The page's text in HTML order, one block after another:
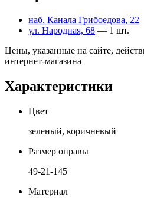
наб. Канала Грибоедова, 22
ул. Народная, 68 — 1 шт.
Цены, указанные на сайте,
интернет-магазина
Характеристики
Цвет
зеленый, коричневый
Размер оправы
49-21-145
Материал